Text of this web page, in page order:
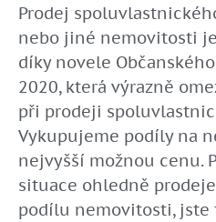
Prodej
nebo jiné nemovitosti
díky novele
2020, která výrazně
při prodeji
Vykupujeme podíly na
nejvyšší možnou cenu.
situace ohledně
podílu nemovitosti, jste